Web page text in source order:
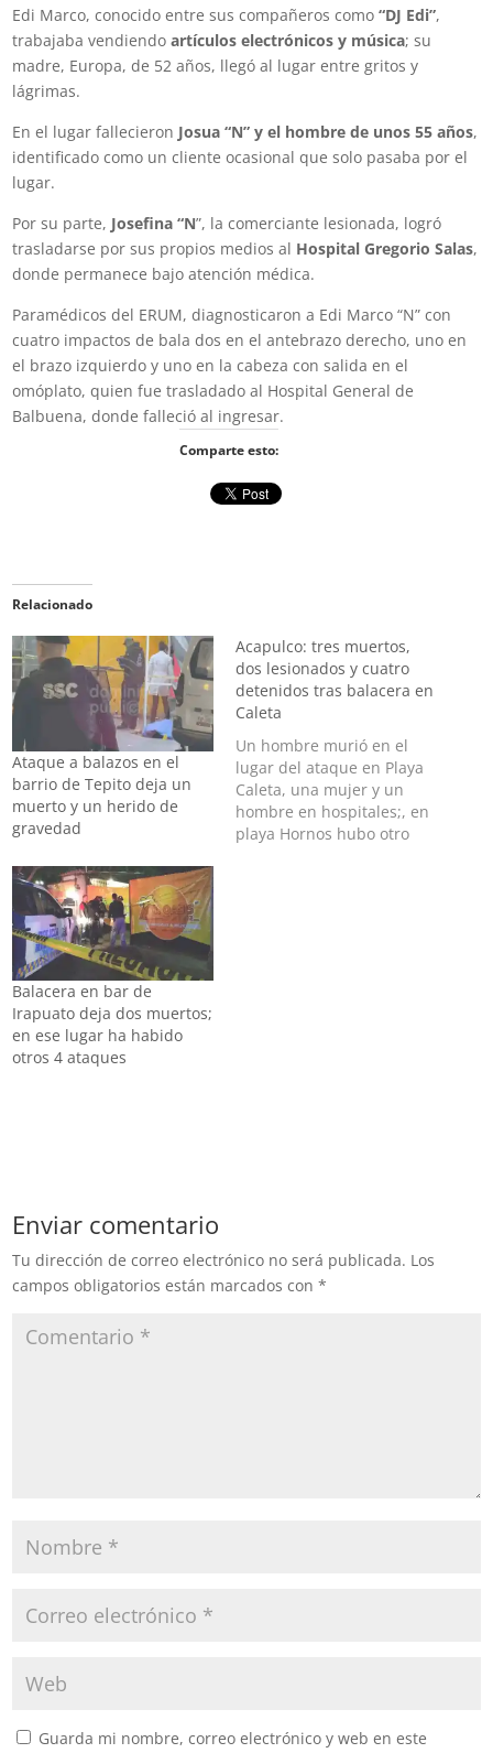
Edi Marco, conocido entre sus compañeros como“DJ Edi”,
trabajaba vendiendoartículos electrónicos y música; su
madre, Europa, de 52 años, llegó al lugar entre gritos y
lágrimas.
En el lugar fallecieron Josua “N” y el hombre de unos 55 años,
identificado como un cliente ocasional que solo pasaba por el
lugar.
Por su parte, Josefina “N”, la comerciante lesionada, logró
trasladarse por sus propios medios al Hospital Gregorio Salas,
donde permanece bajo atención médica.
Paramédicos del ERUM, diagnosticaron a Edi Marco “N” con
cuatro impactos de bala dos en el antebrazo derecho, uno en
el brazo izquierdo y uno en la cabeza con salida en el
omóplato, quien fue trasladado al Hospital General de
Balbuena, donde falleció al ingresar.
Comparte esto:
Relacionado
Ataque a balazos en el
barrio de Tepito deja un
muerto y un herido de
gravedad
Acapulco: tres muertos,
dos lesionados y cuatro
detenidos tras balacera en
Caleta
Un hombre murió en el
lugar del ataque en Playa
Caleta, una mujer y un
hombre en hospitales;, en
playa Hornos hubo otro
Balacera en bar de
Irapuato deja dos muertos;
en ese lugar ha habido
otros 4 ataques
Enviar comentario
Tu dirección de correo electrónico no será publicada. Los
campos obligatorios están marcados con*
Guarda mi nombre, correo electrónico y web en este